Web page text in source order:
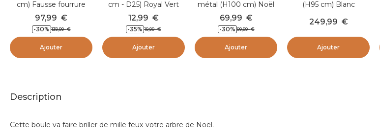
cm) Fausse fourrure
Billie Blanc
97,99 €
-30% 139,99 €
Ajouter
cm - D25) Royal Vert
sapin
12,99 €
-35% 19,99 €
Ajouter
métal (H100 cm) Noël
festif Doré
69,99 €
-30% 99,99 €
Ajouter
(H95 cm) Blanc
249,99 €
Ajouter
Description
Cette boule va faire briller de mille feux votre arbre de Noël.